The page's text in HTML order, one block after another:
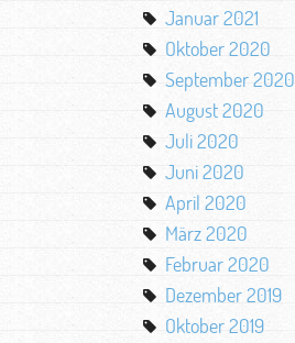
Januar 2021
Oktober 2020
September 2020
August 2020
Juli 2020
Juni 2020
April 2020
März 2020
Februar 2020
Dezember 2019
Oktober 2019